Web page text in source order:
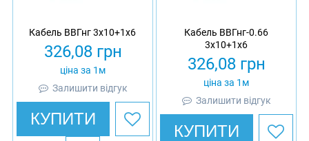
Кабель ВВГнг 3х10+1х6
326,08грн
ціна за 1м
Залишити відгук
КУПИТИ
Кабель ВВГнг-0.66
3х10+1х6
326,08грн
ціна за 1м
Залишити відгук
КУПИТИ